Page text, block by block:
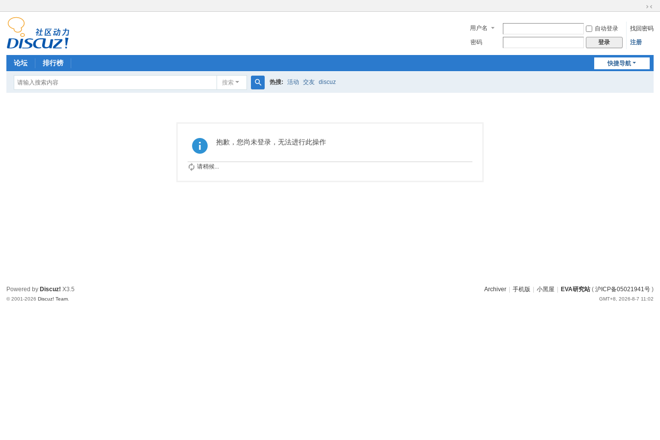
换
到
用户名 自动登录
找回密码
密码
登录 注册
快捷导航
论坛 排行榜
搜索 热搜: 活动 交友 discuz
抱歉，您尚未登录，无法进行此操作
请稍候...
Archiver 手机版 小黑屋 EVA研究站( 沪ICP备05021941号)
GMT+8, 2026-8-7 11:02
Powered by Discuz! X3.5
© 2001-2026Discuz! Team